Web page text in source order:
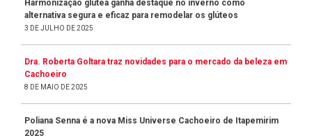
Harmonização glútea ganha destaque no inverno como
alternativa segura e eficaz para remodelar os glúteos
3 DE JULHO DE 2025
Dra. Roberta Goltara traz novidades para o mercado da beleza em
Cachoeiro
8 DE MAIO DE 2025
Poliana Senna é a nova Miss Universe Cachoeiro de Itapemirim
2025